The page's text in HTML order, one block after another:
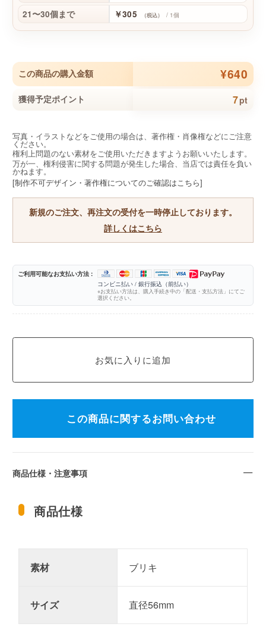
21〜30個まで ￥305 （税込） / 1個
この商品の購入金額 ¥640
獲得予定ポイント 7pt
写真・イラストなどをご使用の場合は、著作権・肖像権などにご注意
ください。
権利上問題のない素材をご使用いただきますようお願いいたします。
万が一、権利侵害に関する問題が発生した場合、当店では責任を負い
かねます。
[制作不可デザイン・著作権についてのご確認はこちら]
新規のご注文、再注文の受付を一時停止しております。
詳しくはこちら
ご利用可能なお支払い方法 :
コンビニ払い / 銀行振込（前払い）
※お支払い方法は、購入手続き中の「配送・支払方法」にてご
選択ください。
この商品に関するお問い合わせ
商品仕様・注意事項
商品仕様
素材 ブリキ
サイズ 直径56mm